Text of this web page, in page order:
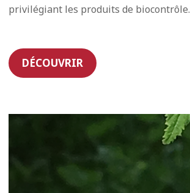
privilégiant les produits de biocontrôle.
DÉCOUVRIR